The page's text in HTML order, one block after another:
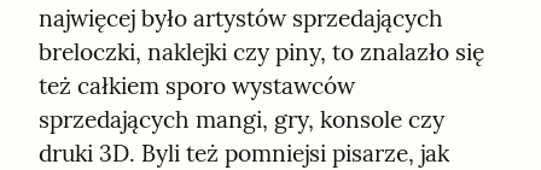
najwięcej było artystów sprzedających
breloczki, naklejki czy piny, to znalazło się
też całkiem sporo wystawców
sprzedających mangi, gry, konsole czy
druki 3D. Byli też pomniejsi pisarze, jak